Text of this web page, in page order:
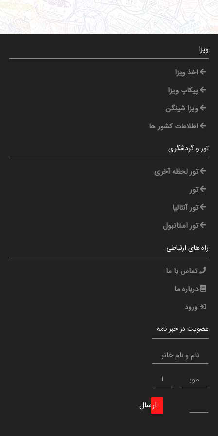
ویزا
اخذ ویزا
پیکاپ ویزا
ویزا شینگن
اطلاعات کشور ها
تور و گردشگری
تور لحظه آخری
تور
تور آنتالیا
تور استانبول
راه های ارتباطی
تماس با ما
درباره ما
ورود
عضویت در خبر نامه
ارسال